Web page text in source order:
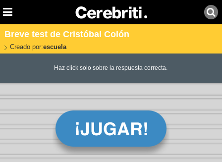
Breve test de Cristóbal Colón
Creado por:escuela
Haz click solo sobre la respuesta correcta.